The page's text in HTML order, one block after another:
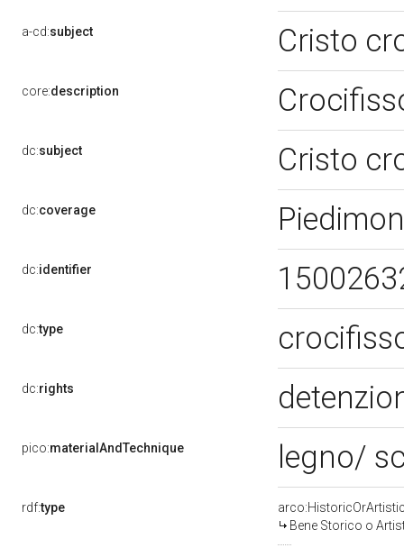
a-cd:subject Cristo
core:description
dc:subject Cristo
dc:coverage
dc:identifier
dc:type
dc:rights
pico:materialAndTechnique legno/
rdf:type
Bene Storico o